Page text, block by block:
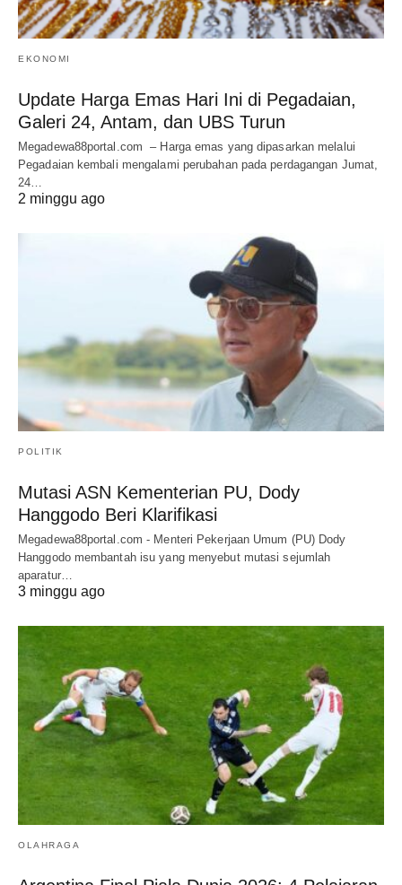
EKONOMI
Update Harga Emas Hari Ini di Pegadaian,
Galeri 24, Antam, dan UBS Turun
Megadewa88portal.com – Harga emas yang dipasarkan melalui
Pegadaian kembali mengalami perubahan pada perdagangan Jumat,
24…
2 minggu ago
POLITIK
Mutasi ASN Kementerian PU, Dody
Hanggodo Beri Klarifikasi
Megadewa88portal.com - Menteri Pekerjaan Umum (PU) Dody
Hanggodo membantah isu yang menyebut mutasi sejumlah
aparatur…
3 minggu ago
OLAHRAGA